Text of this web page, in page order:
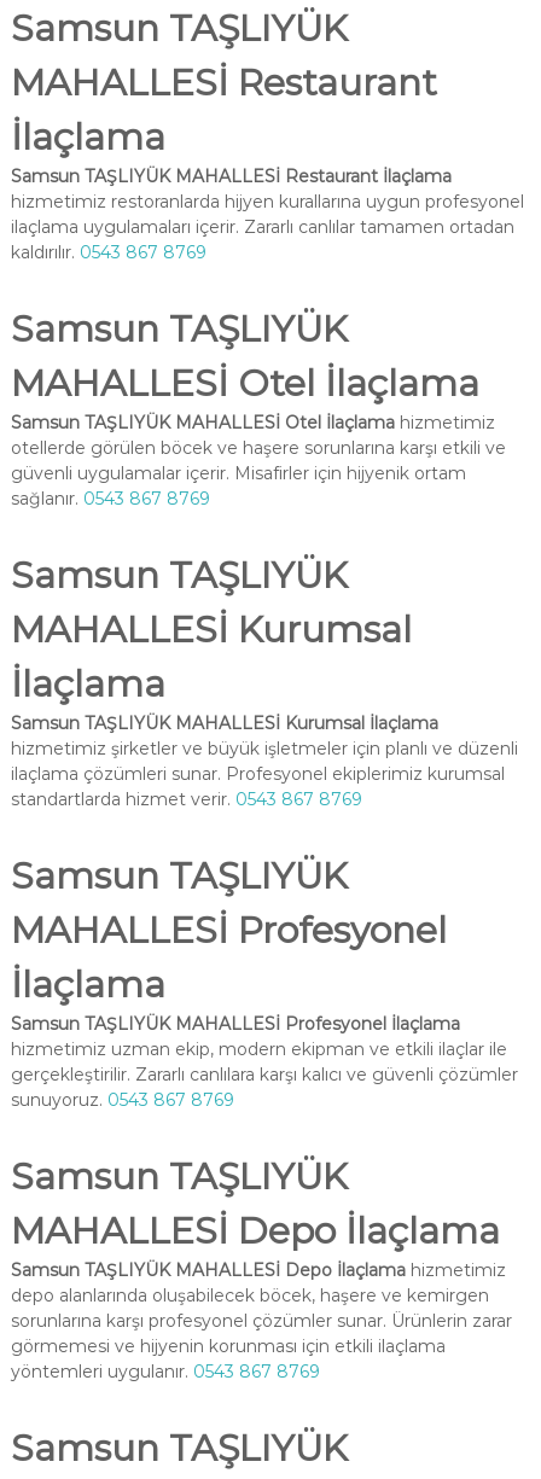
Samsun TAŞLIYÜK
MAHALLESİ Restaurant
İlaçlama
Samsun TAŞLIYÜK MAHALLESİ Restaurant İlaçlama
hizmetimiz restoranlarda hijyen kurallarına uygun profesyonel
ilaçlama uygulamaları içerir. Zararlı canlılar tamamen ortadan
kaldırılır. 0543 867 8769
Samsun TAŞLIYÜK
MAHALLESİ Otel İlaçlama
Samsun TAŞLIYÜK MAHALLESİ Otel İlaçlamahizmetimiz
otellerde görülen böcek ve haşere sorunlarına karşı etkili ve
güvenli uygulamalar içerir. Misafirler için hijyenik ortam
sağlanır. 0543 867 8769
Samsun TAŞLIYÜK
MAHALLESİ Kurumsal
İlaçlama
Samsun TAŞLIYÜK MAHALLESİ Kurumsal İlaçlama
hizmetimiz şirketler ve büyük işletmeler için planlı ve düzenli
ilaçlama çözümleri sunar. Profesyonel ekiplerimiz kurumsal
standartlarda hizmet verir. 0543 867 8769
Samsun TAŞLIYÜK
MAHALLESİ Profesyonel
İlaçlama
Samsun TAŞLIYÜK MAHALLESİ Profesyonel İlaçlama
hizmetimiz uzman ekip, modern ekipman ve etkili ilaçlar ile
gerçekleştirilir. Zararlı canlılara karşı kalıcı ve güvenli çözümler
sunuyoruz. 0543 867 8769
Samsun TAŞLIYÜK
MAHALLESİ Depo İlaçlama
Samsun TAŞLIYÜK MAHALLESİ Depo İlaçlamahizmetimiz
depo alanlarında oluşabilecek böcek, haşere ve kemirgen
sorunlarına karşı profesyonel çözümler sunar. Ürünlerin zarar
görmemesi ve hijyenin korunması için etkili ilaçlama
yöntemleri uygulanır. 0543 867 8769
Samsun TAŞLIYÜK